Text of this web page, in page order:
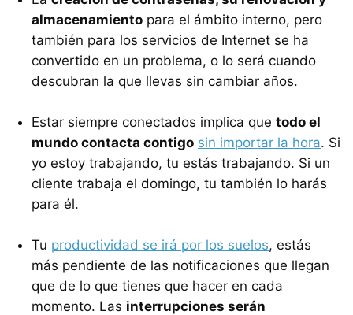
almacenamiento para el ámbito interno, pero
también para los servicios de Internet se ha
convertido en un problema, o lo será cuando
descubran la que llevas sin cambiar años.
Estar siempre conectados implica que todo el
mundo contacta contigo sin importar la hora. Si
yo estoy trabajando, tu estás trabajando. Si un
cliente trabaja el domingo, tu también lo harás
para él.
Tu productividad se irá por los suelos, estás
más pendiente de las notificaciones que llegan
que de lo que tienes que hacer en cada
momento. Las interrupciones serán